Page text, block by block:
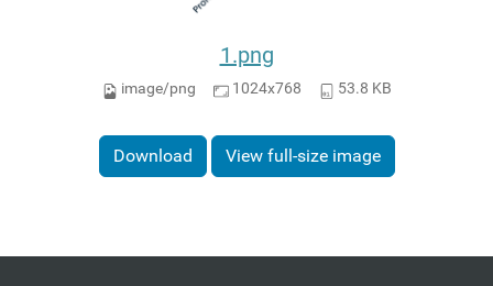
1.png
image/png 1024x768 53.8 KB
Download View full-size image